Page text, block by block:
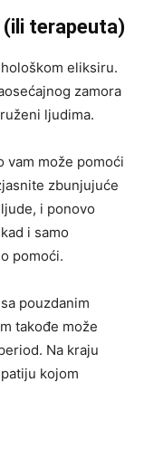
terapeuta)
eliksiru.
zamora
ljudima.
vam može pomoći
zbunjujuće
i ponovo
i samo
pomoći.
pouzdanim
takođe može
Na kraju
kojom